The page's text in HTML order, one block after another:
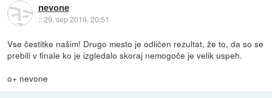
nevone
::29. sep 2019, 20:51
Vse čestitke našim! Drugo mesto je odličen rezultat, že to, da so se
prebili v finale ko je izgledalo skoraj nemogoče je velik uspeh.
o+ nevone